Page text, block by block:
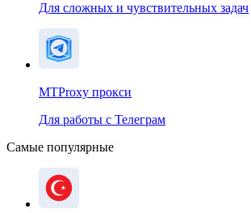
Для сложных и чувствительных задач
MTProxy прокси
Для работы с Телеграм
Самые популярные